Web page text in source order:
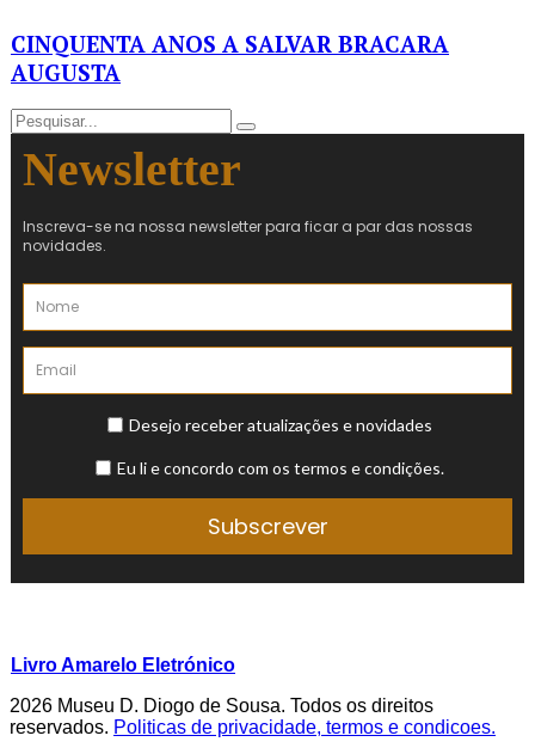
CINQUENTA ANOS A SALVAR BRACARA
AUGUSTA
Livro Amarelo Eletrónico
2026 Museu D. Diogo de Sousa. Todos os direitos
reservados. Politicas de privacidade, termos e condicoes.